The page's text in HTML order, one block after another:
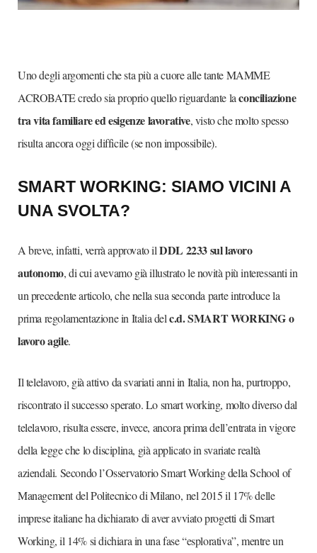
Uno degli argomenti che sta più a cuore alle tante MAMME
ACROBATE credo sia proprio quello riguardante laconciliazione
tra vita familiare ed esigenze lavorative, visto che molto spesso
risulta ancora oggi difficile (se non impossibile).
SMART WORKING: SIAMO VICINI A
UNA SVOLTA?
A breve, infatti, verrà approvato ilDDL 2233 sul lavoro
autonomo, di cui avevamo già illustrato le novità più interessanti in
un precedente articolo, che nella sua seconda parte introduce la
prima regolamentazione in Italia delc.d. SMART WORKING o
lavoro agile.
Il telelavoro, già attivo da svariati anni in Italia, non ha, purtroppo,
riscontrato il successo sperato. Lo smart working, molto diverso dal
telelavoro, risulta essere, invece, ancora prima dell’entrata in vigore
della legge che lo disciplina, già applicato in svariate realtà
aziendali. Secondo l’Osservatorio Smart Working della School of
Management del Politecnico di Milano, nel 2015 il 17% delle
imprese italiane ha dichiarato di aver avviato progetti di Smart
Working, il 14% si dichiara in una fase “esplorativa”, mentre un